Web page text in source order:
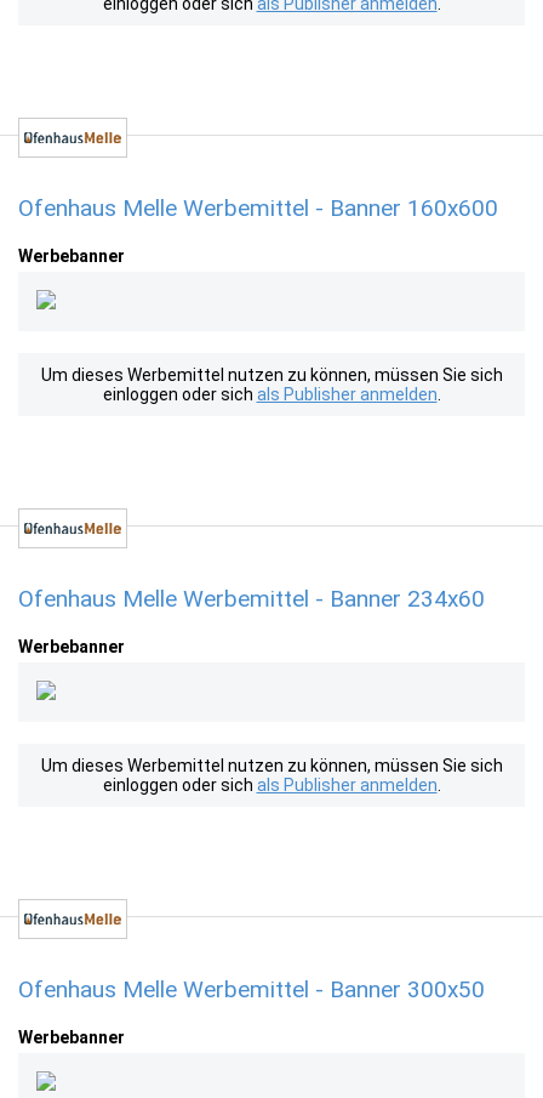
Ofenhaus Melle Werbemittel - Banner 160x600
Werbebanner
Um dieses Werbemittel nutzen zu können, müssen Sie sich
einloggen oder sich als Publisher anmelden
Ofenhaus Melle Werbemittel - Banner 234x60
Werbebanner
Um dieses Werbemittel nutzen zu können, müssen Sie sich
einloggen oder sich als Publisher anmelden
Ofenhaus Melle Werbemittel - Banner 300x50
Werbebanner